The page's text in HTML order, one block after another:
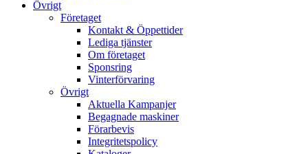
Övrigt
Företaget
Kontakt & Öppettider
Lediga tjänster
Om företaget
Sponsring
Vinterförvaring
Övrigt
Aktuella Kampanjer
Begagnade maskiner
Förarbevis
Integritetspolicy